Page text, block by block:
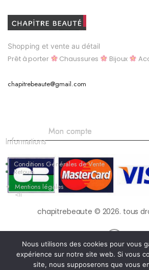
Shopping et vente au détail
Prêt à porter Chaussures Bijoux
chapitrebeaute@gmail.com
Mon compte
Informations
Conditions Générales de Vente
Retours
Mentions légales
<li
chapitrebeaute © 2026. tous
Nous utilisons des cookies pour vous
expérience sur notre site web. Si vous
site, nous supposerons que vous